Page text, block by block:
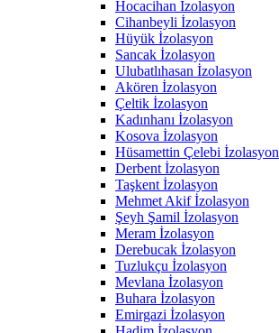
Hocacihan İzolasyon
Cihanbeyli İzolasyon
Hüyük İzolasyon
Sancak İzolasyon
Ulubatlıhasan İzolasyon
Akören İzolasyon
Çeltik İzolasyon
Kadınhanı İzolasyon
Kosova İzolasyon
Hüsamettin Çelebi İzolasyon
Derbent İzolasyon
Taşkent İzolasyon
Mehmet Akif İzolasyon
Şeyh Şamil İzolasyon
Meram İzolasyon
Derebucak İzolasyon
Tuzlukçu İzolasyon
Mevlana İzolasyon
Buhara İzolasyon
Emirgazi İzolasyon